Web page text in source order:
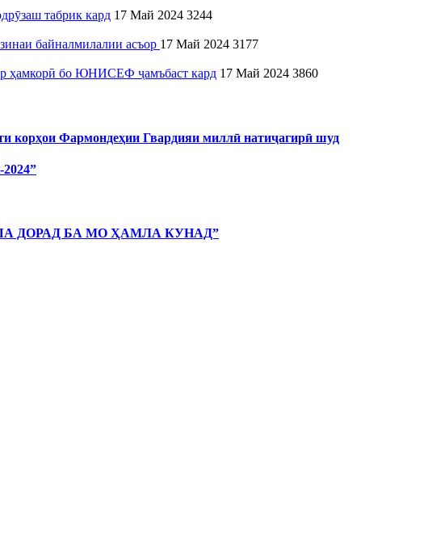
табрик кард 17 Май 2024 3244
байналмилалии асъор 17 Май 2024 3177
ҳамкорӣ бо ЮНИСЕФ ҷамъбаст кард 17 Май 2024 3860
корҳои Фармондеҳии Гвардияи миллӣ натиҷагирӣ шуд
ДОРАД БА МО ҲАМЛА КУНАД”